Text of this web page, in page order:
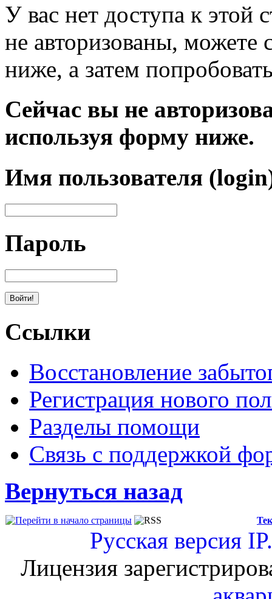
У вас нет доступа к
не авторизованы, можете
ниже, а затем
Сейчас вы не
используя форму ниже.
Имя пользователя
Пароль
Ссылки
Восстановление
Регистрация нового
Разделы помощи
Связь с поддержкой
Вернуться назад
Русская версия
Лицензия